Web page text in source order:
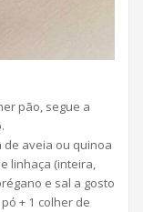
pão, segue a
de aveia ou quinoa
linhaça (inteira,
e sal a gosto
+ 1 colher de